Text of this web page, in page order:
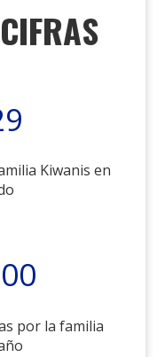
Kiwanis en
por la familia